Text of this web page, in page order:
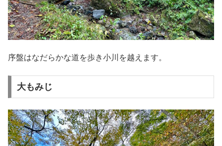
序盤はなだらかな道を歩き小川を越えます。
大もみじ